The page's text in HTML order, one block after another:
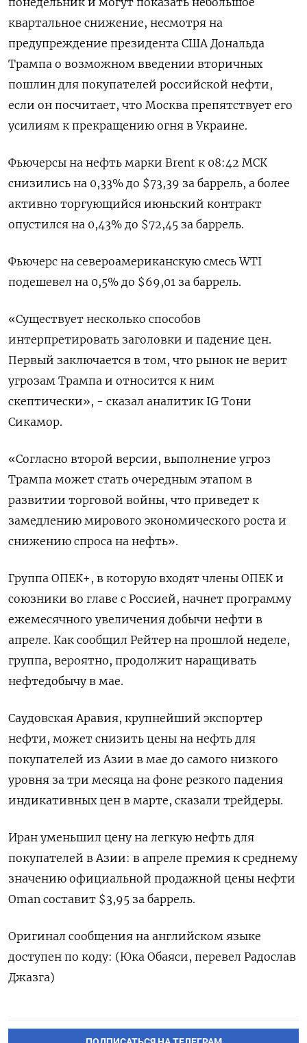
квартальное снижение, несмотря на
предупреждение президента США Дональда
Трампа о возможном введении вторичных
пошлин для покупателей российской нефти,
если он посчитает, что Москва препятствует его
усилиям к прекращению огня в Украине.
Фьючерсы на нефть марки Brent к 08:42 МСК
снизились на 0,33% до $73,39 за баррель, а более
активно торгующийся июньский контракт
опустился на 0,43% до $72,45 за баррель.
Фьючерс на североамериканскую смесь WTI
подешевел на 0,5% до $69,01 за баррель.
«Существует несколько способов
интерпретировать заголовки и падение цен.
Первый заключается в том, что рынок не верит
угрозам Трампа и относится к ним
скептически», - сказал аналитик IG Тони
Сикамор.
«Согласно второй версии, выполнение угроз
Трампа может стать очередным этапом в
развитии торговой войны, что приведет к
замедлению мирового экономического роста и
снижению спроса на нефть».
Группа ОПЕК+, в которую входят члены ОПЕК и
союзники во главе с Россией, начнет программу
ежемесячного увеличения добычи нефти в
апреле. Как сообщил Рейтер на прошлой неделе,
группа, вероятно, продолжит наращивать
нефтедобычу в мае.
Саудовская Аравия, крупнейший экспортер
нефти, может снизить цены на нефть для
покупателей из Азии в мае до самого низкого
уровня за три месяца на фоне резкого падения
индикативных цен в марте, сказали трейдеры.
Иран уменьшил цену на легкую нефть для
покупателей в Азии: в апреле премия к среднему
значению официальной продажной цены нефти
Oman составит $3,95 за баррель.
Оригинал сообщения на английском языке
доступен по коду: (Юка Обаяси, перевел Радослав
Джазга)